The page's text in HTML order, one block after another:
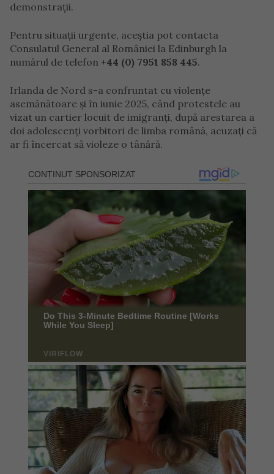
demonstrații.
Pentru situații urgente, aceștia pot contacta
Consulatul General al României la Edinburgh la
numărul de telefon +44 (0) 7951 858 445.
Irlanda de Nord s-a confruntat cu violențe
asemănătoare și în iunie 2025, când protestele au
vizat un cartier locuit de imigranți, după arestarea a
doi adolescenți vorbitori de limba română, acuzați că
ar fi încercat să violeze o tânără.